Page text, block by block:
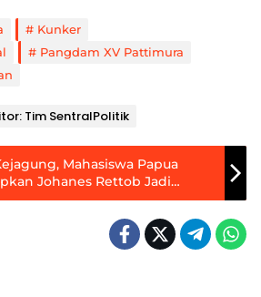
Kunker
Pangdam XV Pattimura
Tim SentralPolitik
Mahasiswa Papua
Johanes Rettob Jadi